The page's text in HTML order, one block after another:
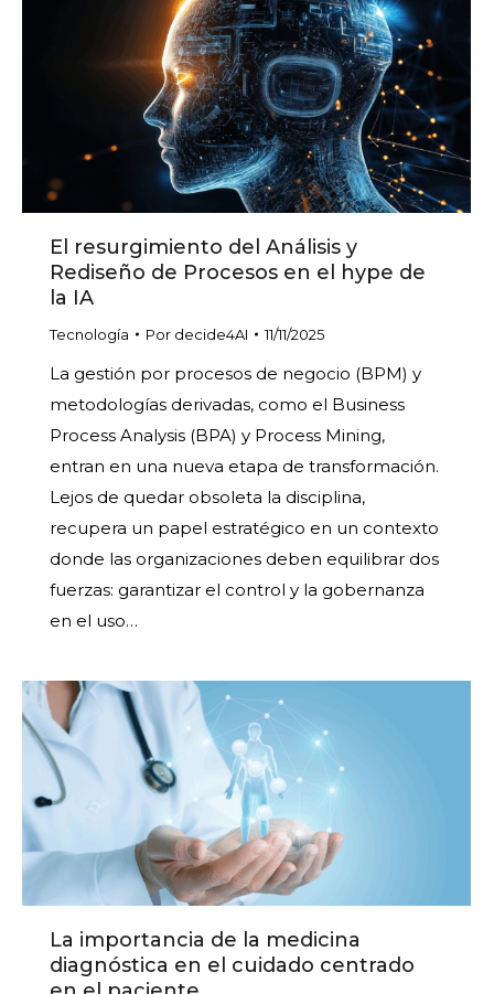
El resurgimiento del Análisis y
Rediseño de Procesos en el hype de
la IA
Tecnología Por decide4AI 11/11/2025
La gestión por procesos de negocio (BPM) y
metodologías derivadas, como el Business
Process Analysis (BPA) y Process Mining,
entran en una nueva etapa de transformación.
Lejos de quedar obsoleta la disciplina,
recupera un papel estratégico en un contexto
donde las organizaciones deben equilibrar dos
fuerzas: garantizar el control y la gobernanza
en el uso…
La importancia de la medicina
diagnóstica en el cuidado centrado